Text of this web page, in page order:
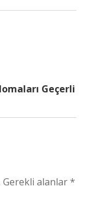
Geçerli
Gerekli alanlar*